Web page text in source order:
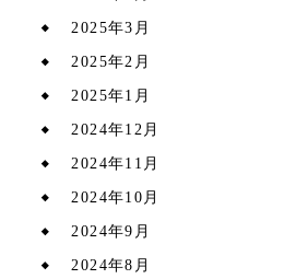
2025年3月
2025年2月
2025年1月
2024年12月
2024年11月
2024年10月
2024年9月
2024年8月